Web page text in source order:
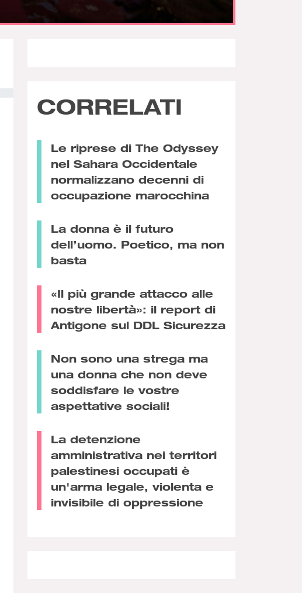
CORRELATI
Le riprese di The Odyssey
nel Sahara Occidentale
normalizzano decenni di
occupazione marocchina
La donna è il futuro
dell’uomo. Poetico, ma non
basta
«Il più grande attacco alle
nostre libertà»: il report di
Antigone sul DDL Sicurezza
Non sono una strega ma
una donna che non deve
soddisfare le vostre
aspettative sociali!
La detenzione
amministrativa nei territori
palestinesi occupati è
un'arma legale, violenta e
invisibile di oppressione